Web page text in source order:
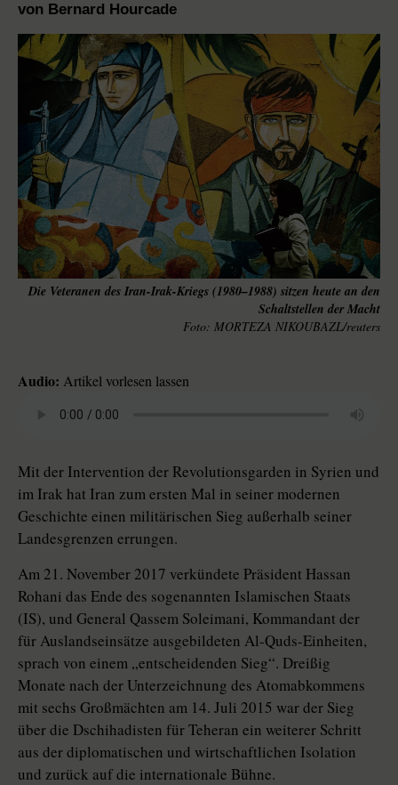
von Bernard Hourcade
Die Veteranen des Iran-Irak-Kriegs (1980–1988) sitzen heute an den
Schaltstellen der Macht
MORTEZA NIKOUBAZL/reuters
Audio: Artikel vorlesen lassen
Mit der Intervention der Revolutionsgarden in Syrien und
im Irak hat Iran zum ersten Mal in seiner modernen
Geschichte einen militärischen Sieg außerhalb seiner
Landesgrenzen errungen.
Am 21. November 2017 verkündete Präsident Hassan
Rohani das Ende des sogenannten Islamischen Staats
(IS), und General Qassem Soleimani, Kommandant der
für Auslandseinsätze ausgebildeten Al-Quds-Einheiten,
sprach von einem „entscheidenden Sieg“. Dreißig
Monate nach der Unterzeichnung des Atomabkommens
mit sechs Großmächten am 14. Juli 2015 war der Sieg
über die Dschihadisten für Teheran ein weiterer Schritt
aus der diplomatischen und wirtschaftlichen Isolation
und zurück auf die internationale Bühne.